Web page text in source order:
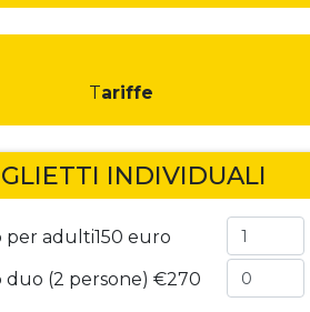
Tariffe
INDIVIDUALI
per adulti150 euro
(2 persone) €270